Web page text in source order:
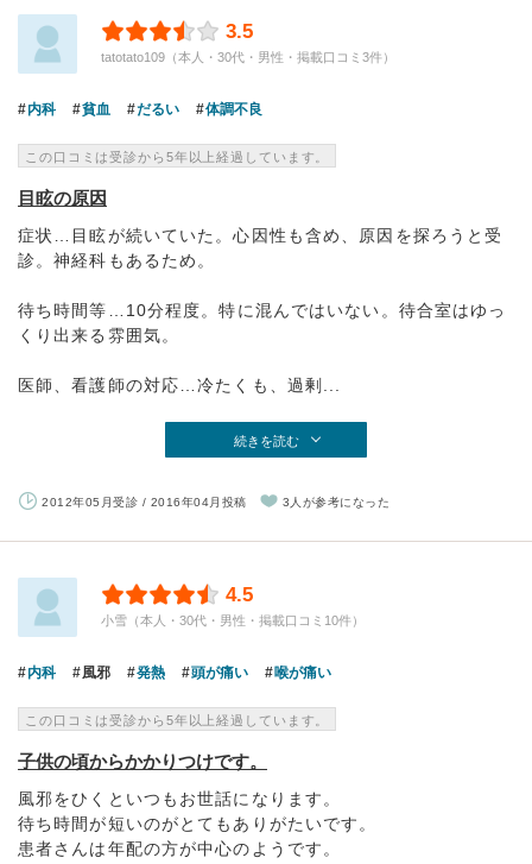
3.5
tatotato109（本人・30代・男性・掲載口コミ3件）
内科 貧血 だるい 体調不良
この口コミは受診から5年以上経過しています。
目眩の原因
症状…目眩が続いていた。心因性も含め、原因を探ろうと受
診。神経科もあるため。
待ち時間等…10分程度。特に混んではいない。待合室はゆっ
くり出来る雰囲気。
医師、看護師の対応…冷たくも、過剰...
続きを読む
2012年05月受診 / 2016年04月投稿 3人が参考になった
4.5
小雪（本人・30代・男性・掲載口コミ10件）
内科 風邪 発熱 頭が痛い 喉が痛い
この口コミは受診から5年以上経過しています。
子供の頃からかかりつけです。
風邪をひくといつもお世話になります。
待ち時間が短いのがとてもありがたいです。
患者さんは年配の方が中心のようです。